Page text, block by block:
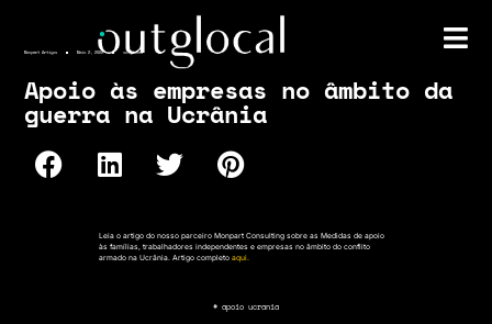
Monpart Artigos Maio 2, 2022 outglocal
Apoio às empresas no âmbito da
guerra na Ucrânia
Leia o artigo do nosso parceiro Monpart Consulting sobre as Medidas de apoio
às famílias, trabalhadores independentes e empresas no âmbito do conflito
armado na Ucrânia. Artigo completo aqui.
# apoio ucrania